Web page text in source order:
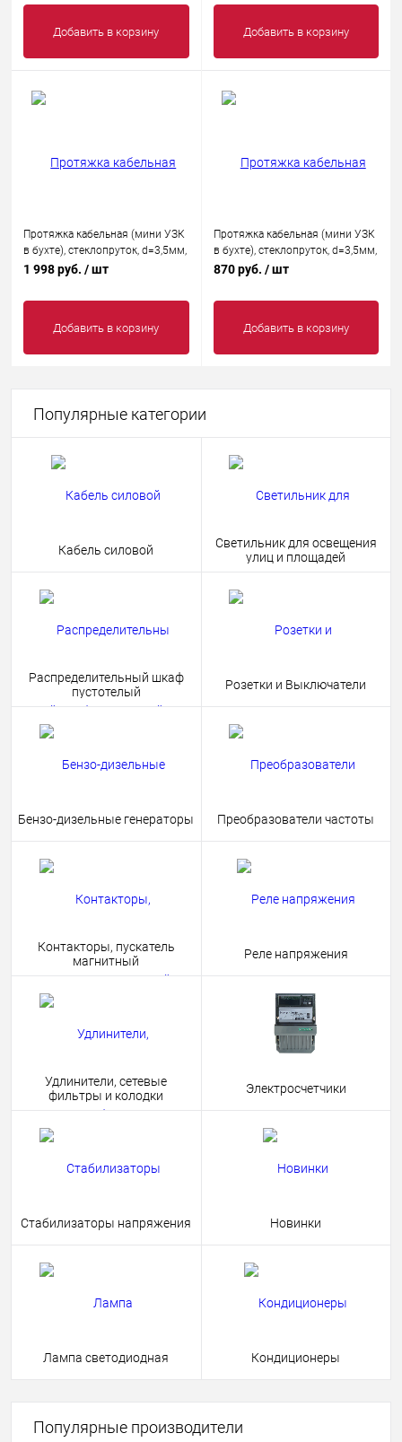
Добавить в корзину Добавить в корзину
Протяжка кабельная (мини УЗК
в бухте), стеклопруток, d=3,5мм,
25м КРАСНАЯ
1 998 руб. / шт
Добавить в корзину
Протяжка кабельная (мини УЗК
в бухте), стеклопруток, d=3,5мм,
7м КРАСНАЯ
870 руб. / шт
Добавить в корзину
Популярные категории
Кабель силовой
Светильник для освещения
улиц и площадей
Распределительный шкаф
пустотелый
Розетки и Выключатели
Бензо-дизельные генераторы Преобразователи частоты
Контакторы, пускатель
магнитный
Реле напряжения
Удлинители, сетевые
фильтры и колодки
Электросчетчики
Стабилизаторы напряжения Новинки
Лампа светодиодная Кондиционеры
Популярные производители